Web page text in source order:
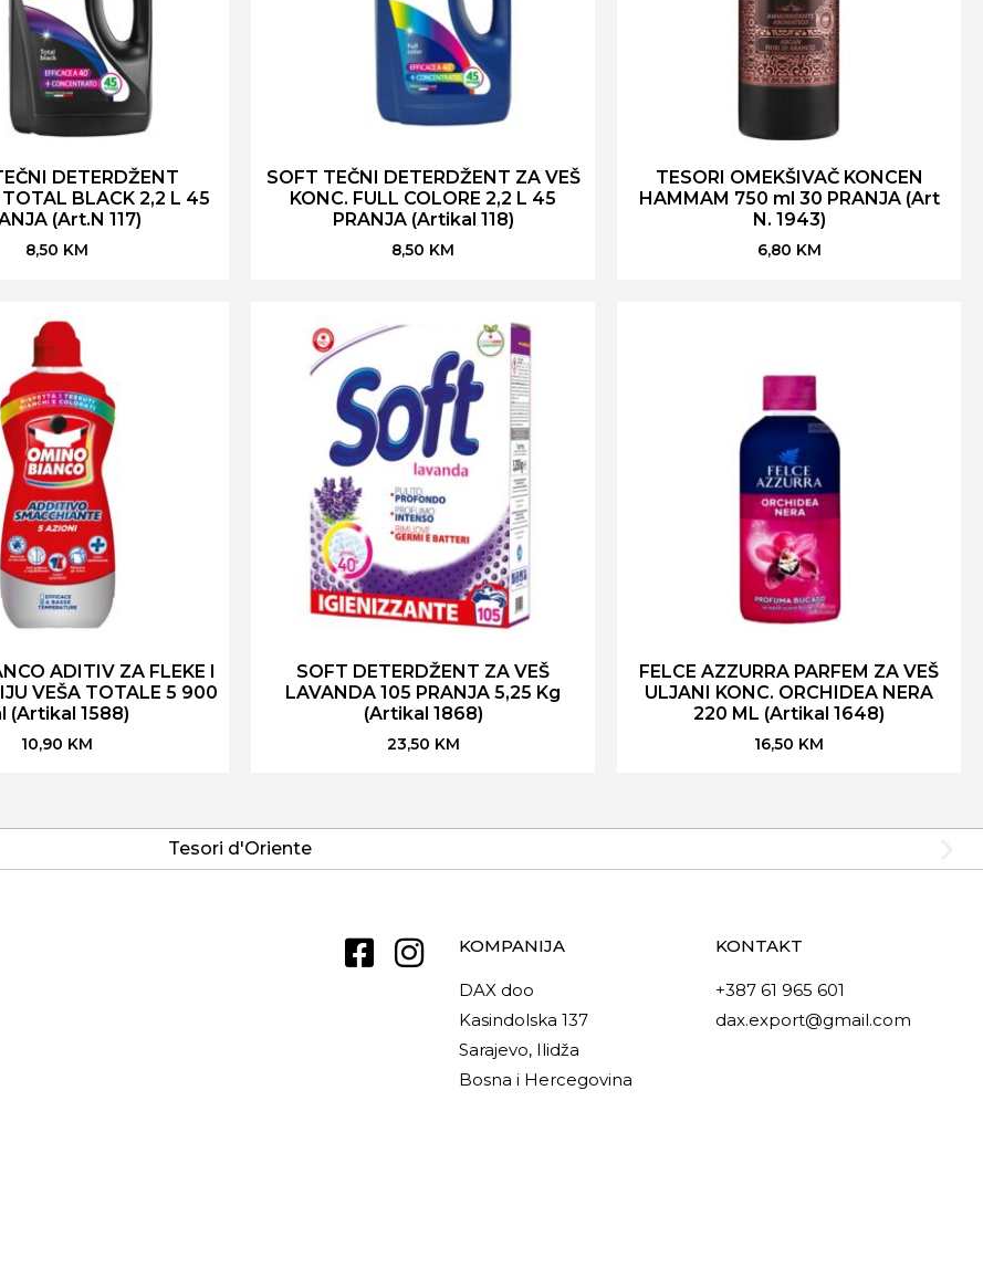
DETERDŽENT
BLACK 2,2 L 45
(Art.N 117)
8,50 KM
SOFT TEČNI DETERDŽENT ZA VEŠ
KONC. FULL COLORE 2,2 L 45
PRANJA (Artikal 118)
8,50 KM
TESORI OMEKŠIVAČ KONCEN
HAMMAM 750 ml 30 PRANJA (Art
N. 1943)
6,80 KM
ADITIV ZA FLEKE I
VEŠA TOTALE 5 900
(Artikal 1588)
10,90 KM
SOFT DETERDŽENT ZA VEŠ
LAVANDA 105 PRANJA 5,25 Kg
(Artikal 1868)
23,50 KM
FELCE AZZURRA PARFEM ZA VEŠ
ULJANI KONC. ORCHIDEA NERA
220 ML (Artikal 1648)
16,50 KM
Tesori d'Oriente
KOMPANIJA
DAX doo
Kasindolska 137
Sarajevo, Ilidža
Bosna i Hercegovina
KONTAKT
+387 61 965 601
dax.export@gmail.com